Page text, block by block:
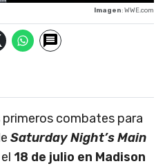
Imagen: WWE.com
primeros combates para
Saturday Night’s Main
18 de julio en Madison